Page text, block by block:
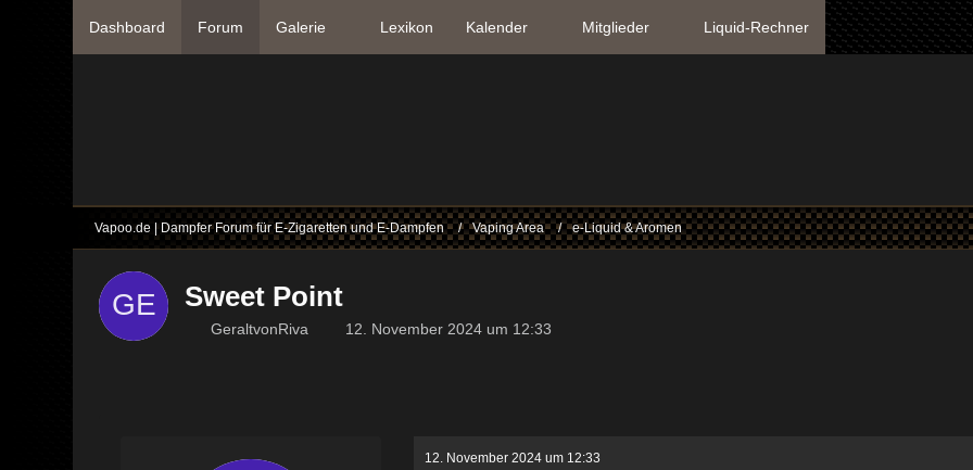
Dashboard Forum Galerie Lexikon Kalender Mitglieder Liquid-Rechner
Vapoo.de | Dampfer Forum für E-Zigaretten und E-Dampfen Vaping Area e-Liquid & Aromen
Sweet Point
GeraltvonRiva 12. November 2024 um 12:33
12. November 2024 um 12:33